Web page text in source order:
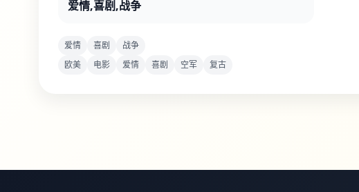
爱情,喜剧,战争
爱情 喜剧
战争
欧美
电影 爱情 喜剧 空军 复古